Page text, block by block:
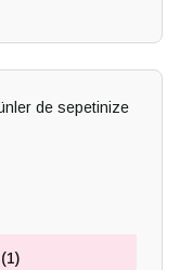
de sepetinize